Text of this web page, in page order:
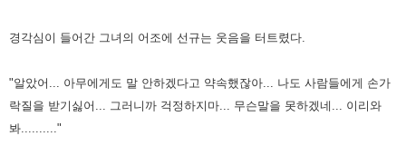
경각심이 들어간 그녀의 어조에 선규는 웃음을 터트렸다.
"알았어... 아무에게도 말 안하겠다고 약속했잖아... 나도 사람들에게 손가
락질을 받기싫어... 그러니까 걱정하지마... 무슨말을 못하겠네... 이리와
봐.........."